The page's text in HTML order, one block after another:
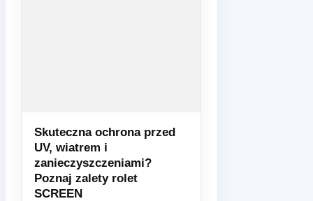
Skuteczna ochrona przed
UV, wiatrem i
zanieczyszczeniami?
Poznaj zalety rolet
SCREEN